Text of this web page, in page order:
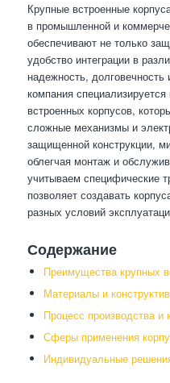
Крупные встроенные
в промышленной и
обеспечивают не только
удобство интеграции в
надежность,
компания
встроенных корпусов,
сложные механизмы и
защищенной конструкции,
облегчая монтаж и
учитываем специфические
позволяет создавать
разных условий
Содержание
Преимущества крупных
Материалы и
Процесс производства и
Сферы применения
Индивидуальные